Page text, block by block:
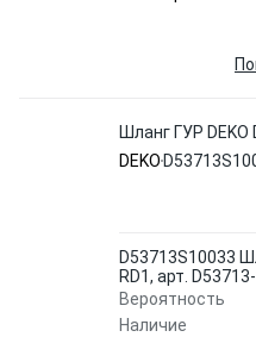
Шланг ГУР DEKO
DEKO
D53713S10033
RD1, арт.
Вероятность
Наличие